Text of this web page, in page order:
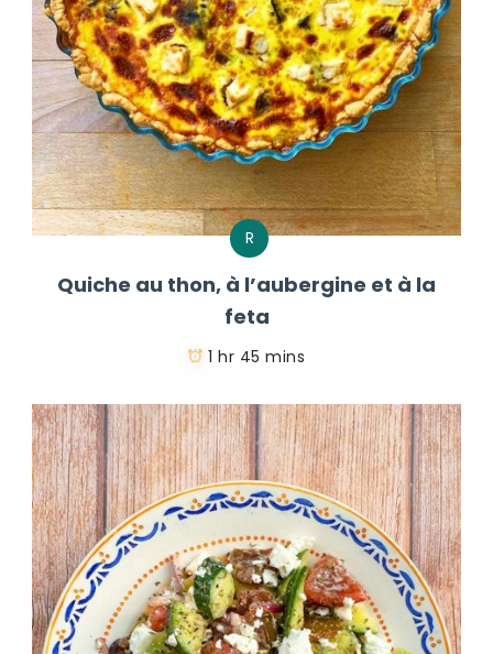
R
Quiche au thon, à l’aubergine et à la
feta
1 hr 45 mins